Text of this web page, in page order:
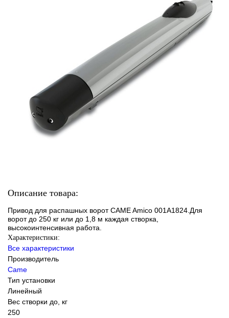
Описание товара:
Привод для распашных ворот CAME Amico 001A1824.Для
ворот до 250 кг или до 1,8 м каждая створка,
высокоинтенсивная работа.
Характеристики:
Все характеристики
Производитель
Came
Тип установки
Линейный
Вес створки до, кг
250